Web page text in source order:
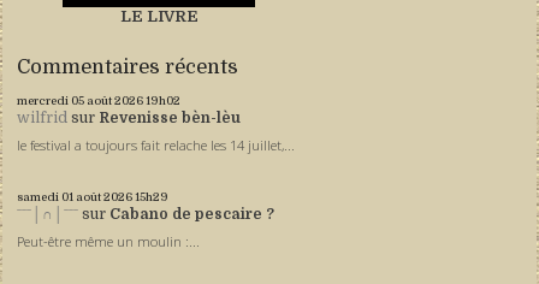
LE LIVRE
Commentaires récents
mercredi 05 août 202619h02
wilfrid sur Revenisse bèn-lèu
le festival a toujours fait relache les 14 juillet,...
samedi 01 août 202615h29
ˉˉˉ│∩│ˉˉˉ sur Cabano de pescaire ?
Peut-être même un moulin :...